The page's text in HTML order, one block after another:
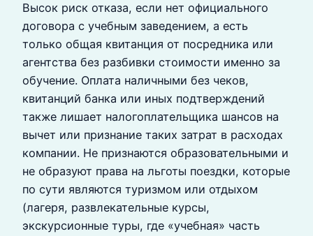
Высок риск отказа, если нет официального
договора с учебным заведением, а есть
только общая квитанция от посредника или
агентства без разбивки стоимости именно за
обучение. Оплата наличными без чеков,
квитанций банка или иных подтверждений
также лишает налогоплательщика шансов на
вычет или признание таких затрат в расходах
компании. Не признаются образовательными и
не образуют права на льготы поездки, которые
по сути являются туризмом или отдыхом
(лагеря, развлекательные курсы,
экскурсионные туры, где «учебная» часть